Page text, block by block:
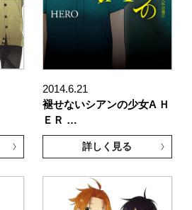
2014.6.21
褪せないシアンの少女A Ｈ
ＥＲ …
詳しく見る